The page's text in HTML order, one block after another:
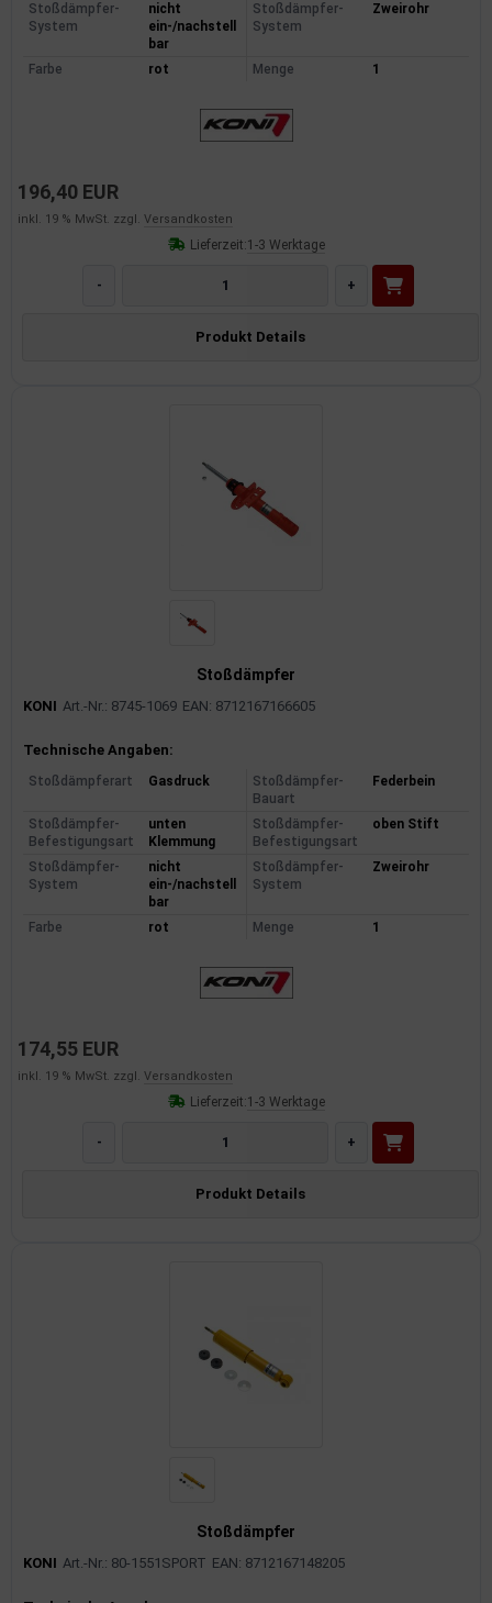
Stoßdämpfer-
System
nicht
ein-/nachstell
bar
Stoßdämpfer-
System
Zweirohr
Farbe rot Menge 1
196,40 EUR
inkl. 19 % MwSt. zzgl. Versandkosten
Lieferzeit:1-3 Werktage
- +
Produkt Details
Stoßdämpfer
KONI Art.-Nr.: 8745-1069 EAN: 8712167166605
Produktinformationen
Technische Angaben:
Stoßdämpferart Gasdruck
Stoßdämpfer-
Bauart
Federbein
Stoßdämpfer-
Befestigungsart
unten
Klemmung
Stoßdämpfer-
Befestigungsart
oben Stift
Stoßdämpfer-
System
nicht
ein-/nachstell
bar
Stoßdämpfer-
System
Zweirohr
Farbe rot Menge 1
174,55 EUR
inkl. 19 % MwSt. zzgl. Versandkosten
Lieferzeit:1-3 Werktage
- +
Produkt Details
Stoßdämpfer
KONI Art.-Nr.: 80-1551SPORT EAN: 8712167148205